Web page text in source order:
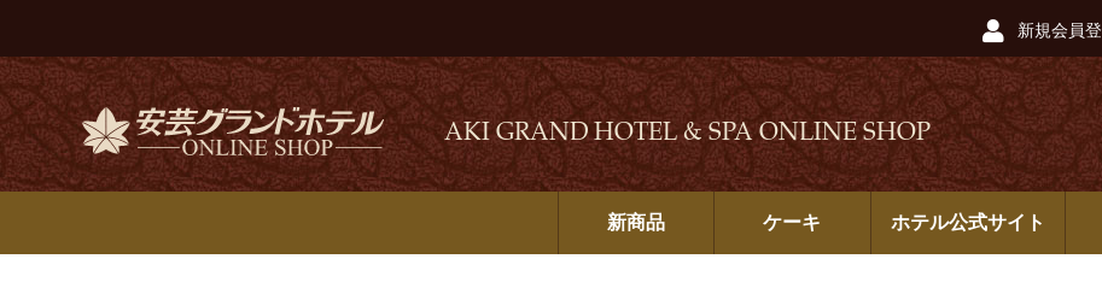
新規会員
AKI GRAND HOTEL & SPA ONLINE SHOP
新商品 ケーキ ホテル公式サイト